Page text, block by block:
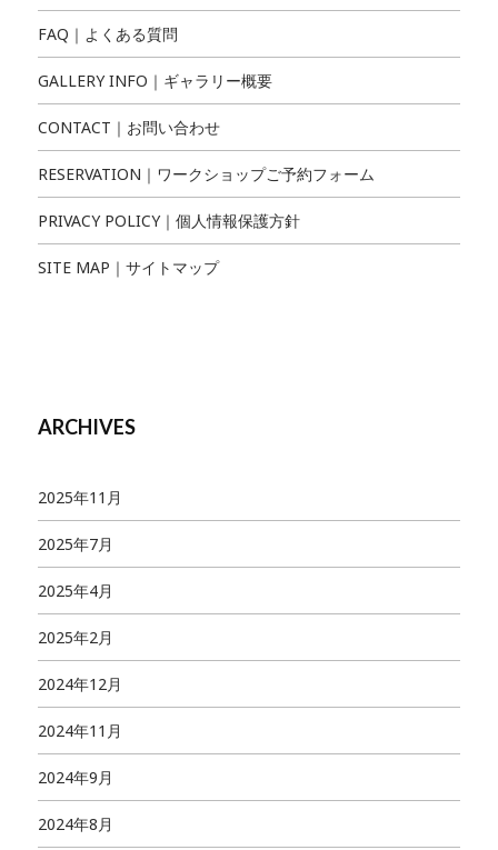
FAQ｜よくある質問
GALLERY INFO｜ギャラリー概要
CONTACT｜お問い合わせ
RESERVATION｜ワークショップご予約フォーム
PRIVACY POLICY｜個人情報保護方針
SITE MAP｜サイトマップ
ARCHIVES
2025年11月
2025年7月
2025年4月
2025年2月
2024年12月
2024年11月
2024年9月
2024年8月